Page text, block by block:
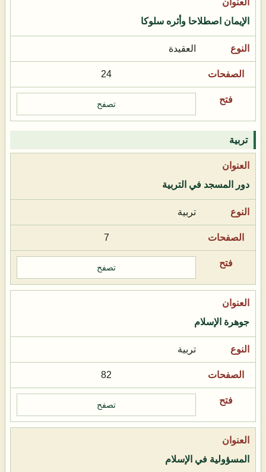
الإيمان اصطلاحا وأثره سلوكا
العقيدة
24
تصفح
تربية
دور المسجد في التربية
تربية
7
تصفح
جوهرة الإسلام
تربية
82
تصفح
المسؤولية في الإسلام